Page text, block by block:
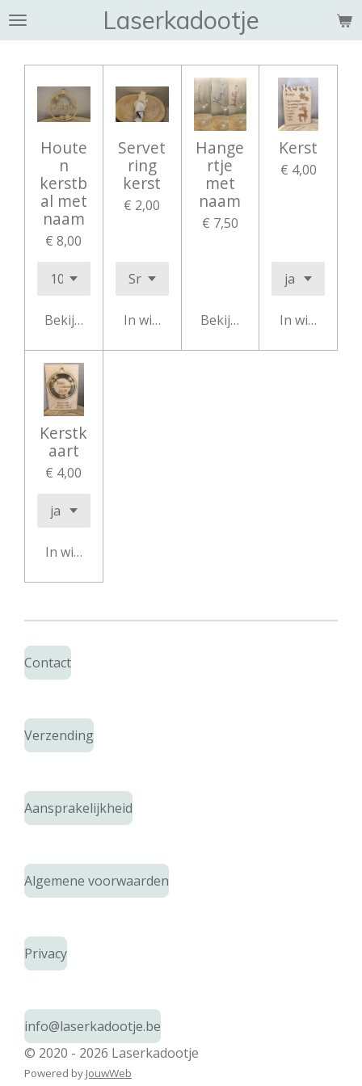
Ga
hoofdinhoud
Laserkadootje
Houte
n
kerstb
al met
naam
€ 8,00
Bekijk details
Servet
ring
kerst
€ 2,00
In winkelwagen
Hange
rtje
met
naam
€ 7,50
Bekijk details
Kerst
€ 4,00
In
Kerstk
aart
€ 4,00
In winkelwagen
Contact
Verzending
Aansprakelijkheid
Algemene voorwaarden
Privacy
info@laserkadootje.be
© 2020 - 2026 Laserkadootje
Powered by JouwWeb